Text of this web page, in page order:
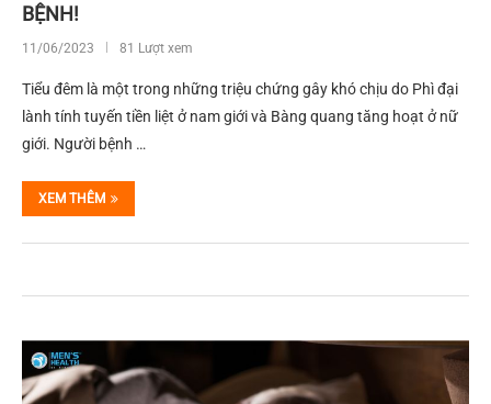
BỆNH!
11/06/2023 81 Lượt xem
Tiểu đêm là một trong những triệu chứng gây khó chịu do Phì đại
lành tính tuyến tiền liệt ở nam giới và Bàng quang tăng hoạt ở nữ
giới. Người bệnh …
XEM THÊM